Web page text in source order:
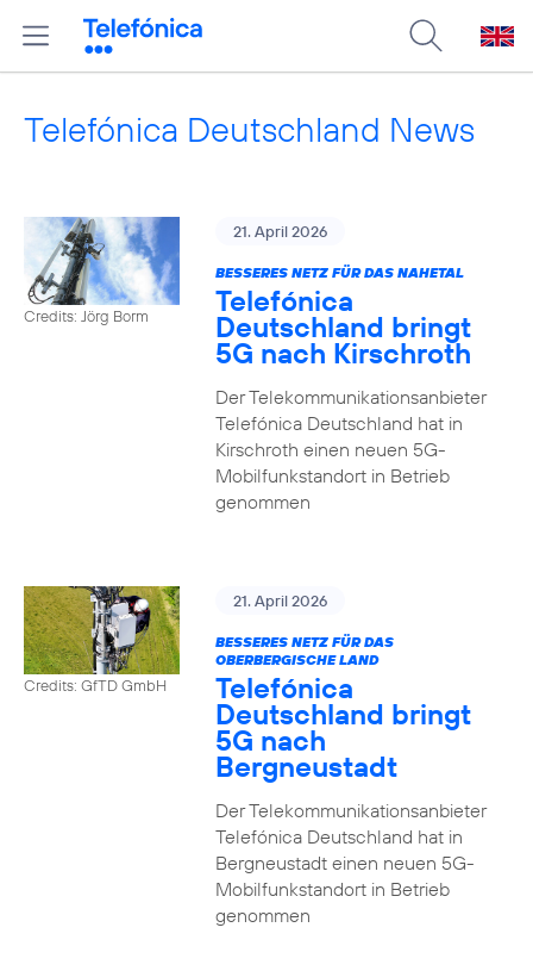
Telefónica Deutschland News
Credits: Jörg Borm
21. April 2026
BESSERES NETZ FÜR DAS NAHETAL
Telefónica
Deutschland bringt
5G nach Kirschroth
Der Telekommunikationsanbieter
Telefónica Deutschland hat in
Kirschroth einen neuen 5G-
Mobilfunkstandort in Betrieb
genommen
Credits: GfTD GmbH
21. April 2026
BESSERES NETZ FÜR DAS
OBERBERGISCHE LAND
Telefónica
Deutschland bringt
5G nach
Bergneustadt
Der Telekommunikationsanbieter
Telefónica Deutschland hat in
Bergneustadt einen neuen 5G-
Mobilfunkstandort in Betrieb
genommen